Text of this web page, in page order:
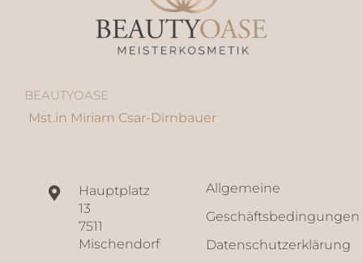
BEAUTYOASE
Mst.in Miriam Csar-Dirnbauer
Hauptplatz
13
7511
Mischendorf
Allgemeine
Geschäftsbedingungen
Datenschutzerklärung